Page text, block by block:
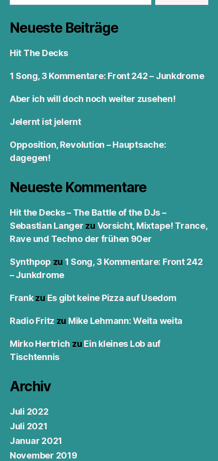
Neueste Beiträge
Hit The Decks
1 Song, 3 Kommentare: Front 242 – Junkdrome
Aber ich will doch noch weiter zusehen!
Jelernt ist jelernt
Opposition, Revolution – Hauptsache:
dagegen!
Neueste Kommentare
Hit the Decks – The Battle of the DJs –
Sebastian Langer zu Vorsicht, Mixtape! Trance,
Rave und Techno der frühen 90er
Synthpop zu 1 Song, 3 Kommentare: Front 242
– Junkdrome
Frankzu Es gibt keine Pizza auf Usedom
Radio Fritz zu Mike Lehmann: Weita weita
Mirko Hertrich zu Ein kleines Lob auf
Tischtennis
Archiv
Juli 2022
Juli 2021
Januar 2021
November 2019